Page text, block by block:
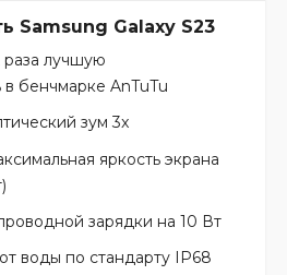
Samsung Galaxy S23
раза лучшую
в бенчмарке AnTuTu
зум 3x
яркость экрана
зарядки на 10 Вт
воды по стандарту IP68